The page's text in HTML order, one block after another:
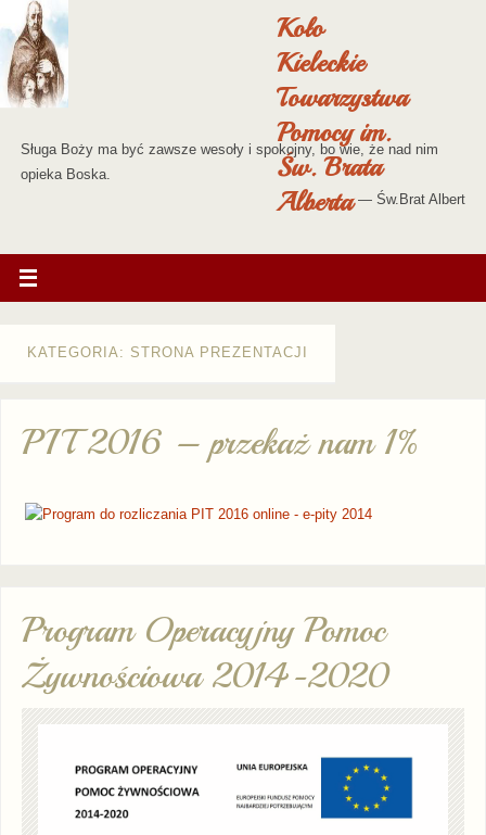
Koło
Kieleckie
Towarzystwa
Pomocy im.
Św. Brata
Alberta
Sługa Boży ma być zawsze wesoły i spokojny, bo wie, że nad nim
opieka Boska.
—Św.Brat Albert
KATEGORIA: STRONA PREZENTACJI
PIT 2016 – przekaż nam 1%
Program Operacyjny Pomoc
Żywnościowa 2014-2020